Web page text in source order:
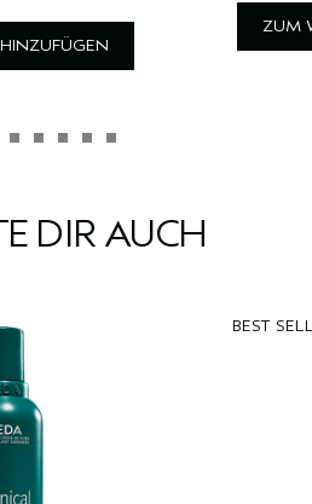
ZUM
DIR AUCH
BEST